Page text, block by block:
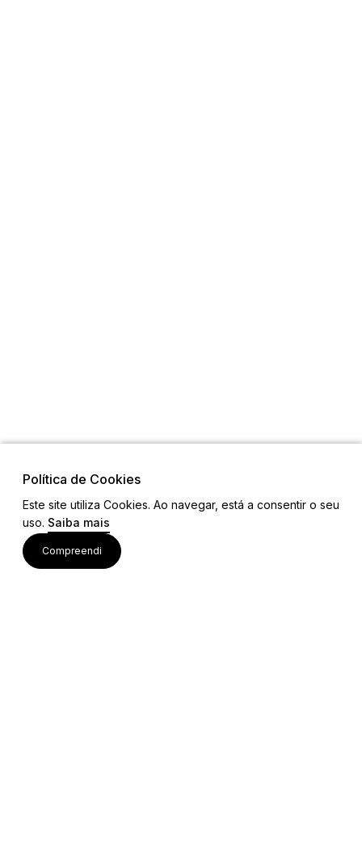
Política de Cookies
Este site utiliza Cookies. Ao navegar, está a consentir o seu
uso. Saiba mais
Compreendi
Links
Ligações Úteis
Contactos